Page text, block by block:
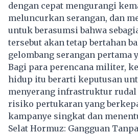
dengan cepat mengurangi
meluncurkan serangan, dan
untuk berasumsi bahwa
tersebut akan tetap bertahan
gelombang serangan pertama
Bagi para perencana militer,
hidup itu berarti keputusan
menyerang infrastruktur rudal
risiko pertukaran yang
kampanye singkat dan
Selat Hormuz: Gangguan